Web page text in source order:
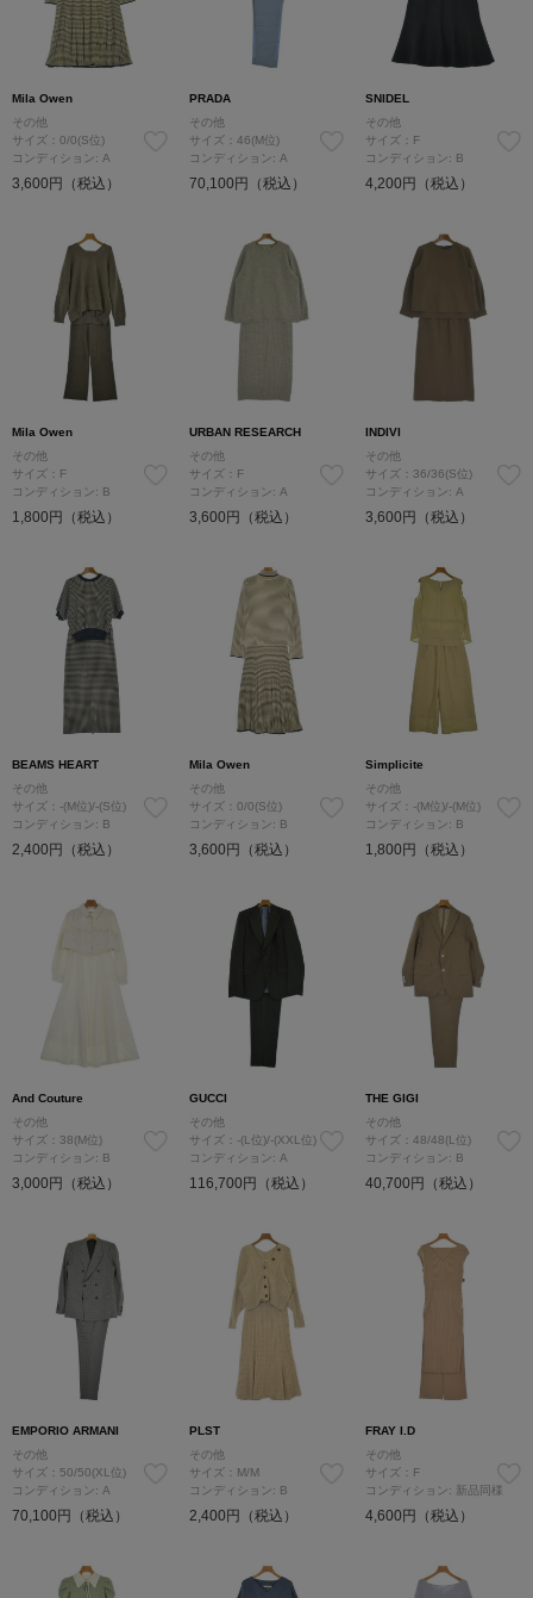
Mila Owen
その他
サイズ：0/0(S位)
コンディション: A
3,600円（税込）
PRADA
その他
サイズ：46(M位)
コンディション: A
70,100円（税込）
SNIDEL
その他
サイズ：F
コンディション: B
4,200円（税込）
Mila Owen
その他
サイズ：F
コンディション: B
1,800円（税込）
URBAN RESEARCH
その他
サイズ：F
コンディション: A
3,600円（税込）
INDIVI
その他
サイズ：36/36(S位)
コンディション: A
3,600円（税込）
BEAMS HEART
その他
サイズ：-(M位)/-(S位)
コンディション: B
2,400円（税込）
Mila Owen
その他
サイズ：0/0(S位)
コンディション: B
3,600円（税込）
Simplicite
その他
サイズ：-(M位)/-(M位)
コンディション: B
1,800円（税込）
And Couture
その他
サイズ：38(M位)
コンディション: B
3,000円（税込）
GUCCI
その他
サイズ：-(L位)/-(XXL位)
コンディション: A
116,700円（税込）
THE GIGI
その他
サイズ：48/48(L位)
コンディション: B
40,700円（税込）
EMPORIO ARMANI
その他
サイズ：50/50(XL位)
コンディション: A
70,100円（税込）
PLST
その他
サイズ：M/M
コンディション: B
2,400円（税込）
FRAY I.D
その他
サイズ：F
コンディション: 新品同様
4,600円（税込）